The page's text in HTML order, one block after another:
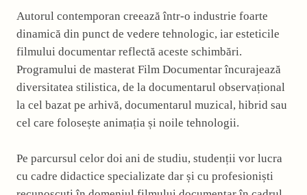
Autorul contemporan creează într-o industrie foarte
dinamică din punct de vedere tehnologic, iar esteticile
filmului documentar reflectă aceste schimbări.
Programului de masterat Film Documentar încurajează
diversitatea stilistica, de la documentarul observațional
la cel bazat pe arhivă, documentarul muzical, hibrid sau
cel care folosește animația și noile tehnologii.
Pe parcursul celor doi ani de studiu, studenții vor lucra
cu cadre didactice specializate dar și cu profesioniști